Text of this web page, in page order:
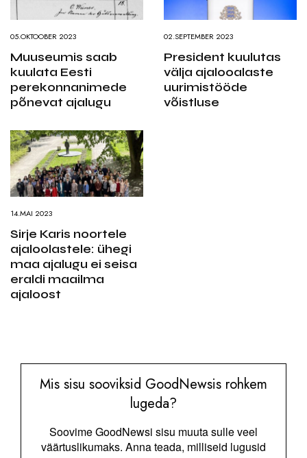
05.OKTOOBER 2023
Muuseumis saab
kuulata Eesti
perekonnanimede
põnevat ajalugu
02.SEPTEMBER 2023
President kuulutas
välja ajalooalaste
uurimistööde
võistluse
14.MAI 2023
Sirje Karis noortele
ajaloolastele: ühegi
maa ajalugu ei seisa
eraldi maailma
ajaloost
Mis sisu sooviksid GoodNewsis rohkem
lugeda?
Soovime GoodNewsi sisu muuta sulle veel
väärtuslikumaks. Anna teada, milliseid lugusid